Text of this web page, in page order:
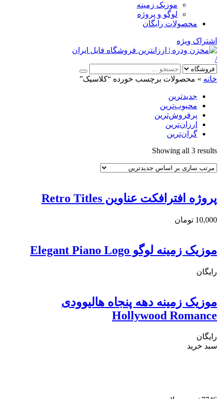
موزیک زمینه
لوگو و پروژه
محصولات رایگان
اشتراک ویژه
/
خانه » محصولات برچسب خورده “کلاسیک”
جدیدترین
محبوب‌ترین
پرفروش‌ترین
ارزان‌ترین
گران‌ترین
Showing all 3 results
latest
پروژه افترافکت عناوین Retro Titles
10,000 تومان
موزیک زمینه لوگو Elegant Piano Logo
رایگان
موزیک زمینه دهه پنجاه هالیوودی
Hollywood Romance
رایگان
سبد خرید